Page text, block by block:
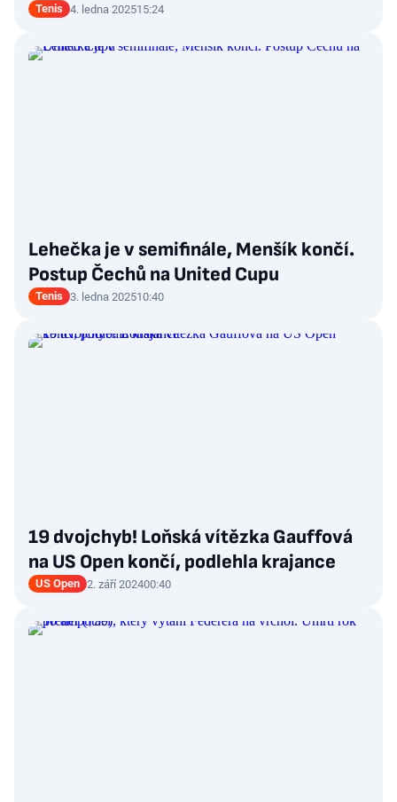
Tenis 4. ledna 202515:24
Lehečka je v semifinále, Menšík končí.
Postup Čechů na United Cupu
Tenis 3. ledna 202510:40
19 dvojchyb! Loňská vítězka Gauffová
na US Open končí, podlehla krajance
US Open 2. září 202400:40